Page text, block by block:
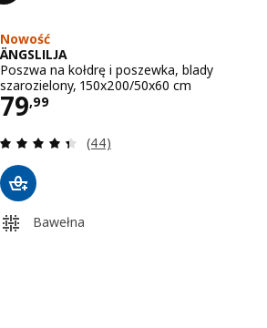
Nowość
ÄNGSLILJA
Poszwa na kołdrę i poszewka, blady
szarozielony, 150x200/50x60 cm
79,99
Cena 79,99
Recenzja: 4.4 z 5
(44)
Bawełna